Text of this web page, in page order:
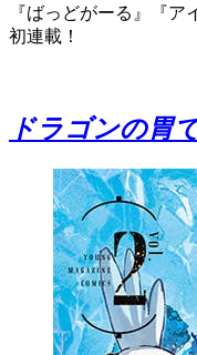
『ばっどがーる』『
初連載！
ドラゴンの胃